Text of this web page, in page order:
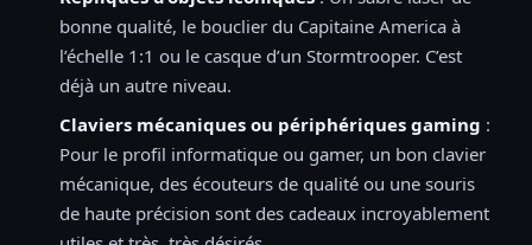
bonne qualité, le bouclier du Capitaine America à
l’échelle 1:1 ou le casque d’un Stormtrooper. C’est
déjà un autre niveau.
Claviers mécaniques ou périphériques gaming :
Pour le profil informatique ou gamer, un bon clavier
mécanique, des écouteurs de qualité ou une souris
de haute précision sont des cadeaux incroyablement